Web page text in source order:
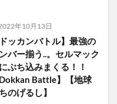
年10月13日
ドッカンバトル】最強の
バー揃う..。セルマック
ぶち込みまくる！！
Dokkan Battle】【地球
のげるし】